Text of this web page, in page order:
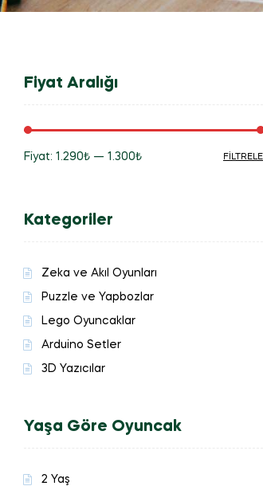
Fiyat Aralığı
FILTRELE
Fiyat: 1.290₺ — 1.300₺
Kategoriler
Zeka ve Akıl Oyunları
Puzzle ve Yapbozlar
Lego Oyuncaklar
Arduino Setler
3D Yazıcılar
Yaşa Göre Oyuncak
2 Yaş